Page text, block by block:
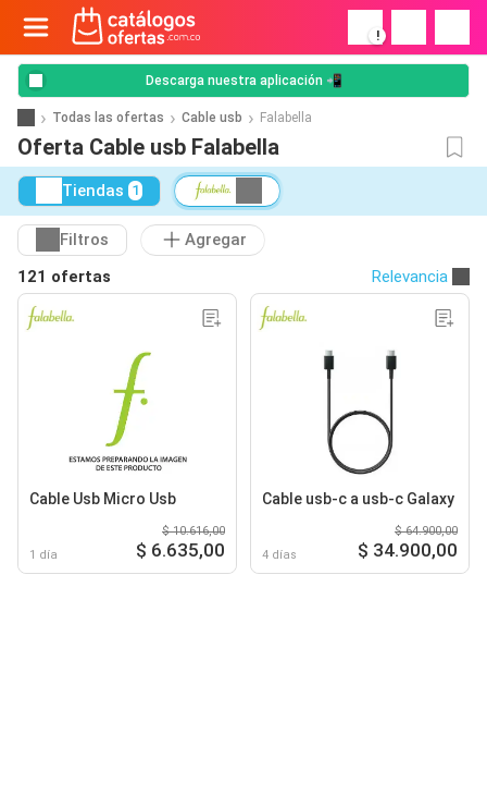
!
Descarga nuestra aplicación 📲
Todas las ofertas Cable usb Falabella
Oferta Cable usb Falabella
Tiendas 1
Filtros
Agregar
121 ofertas
Relevancia
Cable Usb Micro Usb
1 día
$ 10.616,00
$ 6.635,00
Cable usb-c a usb-c Galaxy
4 días
$ 64.900,00
$ 34.900,00